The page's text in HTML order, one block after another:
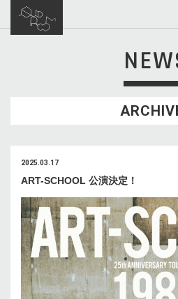
2025.03.17
ART-SCHOOL 公演決定！